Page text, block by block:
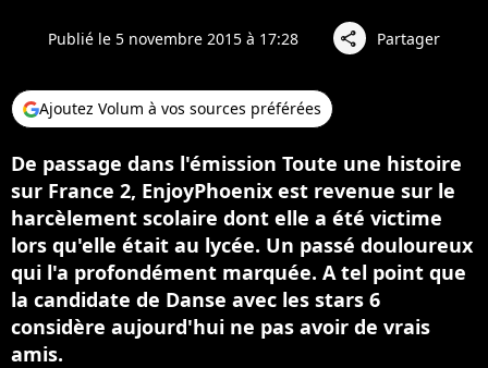
Publié le 5 novembre 2015 à 17:28 share Partager
Ajoutez Volum à vos sources préférées
De passage dans l'émission Toute une histoire
sur France 2, EnjoyPhoenix est revenue sur le
harcèlement scolaire dont elle a été victime
lors qu'elle était au lycée. Un passé douloureux
qui l'a profondément marquée. A tel point que
la candidate de Danse avec les stars 6
considère aujourd'hui ne pas avoir de vrais
amis.